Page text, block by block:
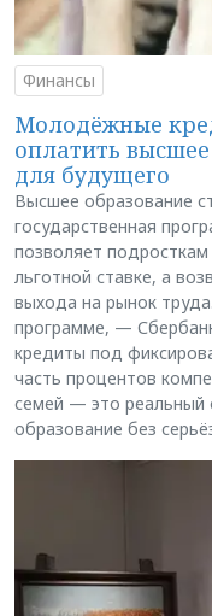
Финансы
Молодёжные
оплатить
для будущего
Высшее образование
государственная
позволяет
льготной ставке, а
выхода на рынок
программе, —
кредиты под
часть процентов
семей — это реальный
образование без